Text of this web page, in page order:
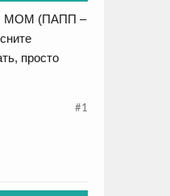
МОМ (ПАПП –
просто
#1